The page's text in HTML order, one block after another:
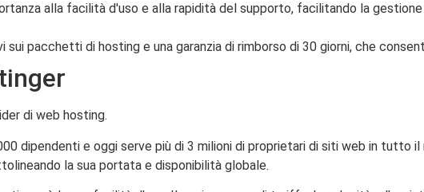
alla facilità d'uso e alla rapidità del supporto, facilitando la
pacchetti di hosting e una garanzia di rimborso di 30 giorni, che
dipendenti e oggi serve più di 3 milioni di proprietari di siti web in tutto il
la sua portata e disponibilità globale.